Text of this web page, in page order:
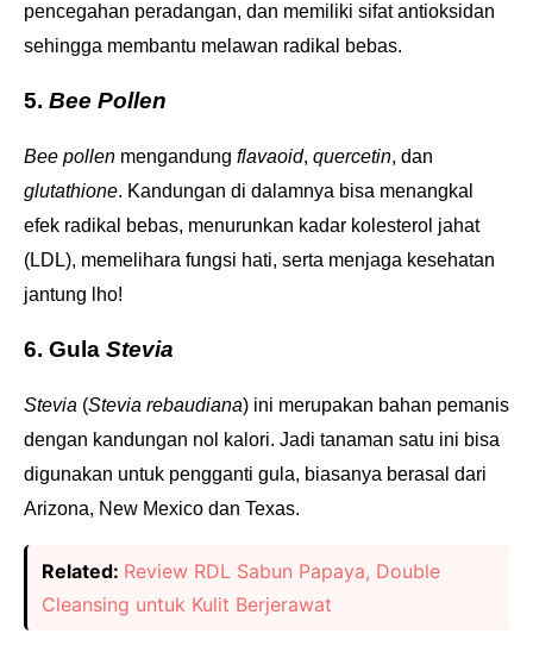
pencegahan peradangan, dan memiliki sifat antioksidan
sehingga membantu melawan radikal bebas.
5. Bee Pollen
Bee pollen mengandung flavaoid, quercetin, dan
glutathione. Kandungan di dalamnya bisa menangkal
efek radikal bebas, menurunkan kadar kolesterol jahat
(LDL), memelihara fungsi hati, serta menjaga kesehatan
jantung lho!
6. Gula Stevia
Stevia (Stevia rebaudiana) ini merupakan bahan pemanis
dengan kandungan nol kalori. Jadi tanaman satu ini bisa
digunakan untuk pengganti gula, biasanya berasal dari
Arizona, New Mexico dan Texas.
Related: Review RDL Sabun Papaya, Double
Cleansing untuk Kulit Berjerawat